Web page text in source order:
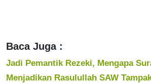
Baca Juga :
Jadi Pemantik Rezeki, Mengapa
Menjadikan Rasulullah SAW